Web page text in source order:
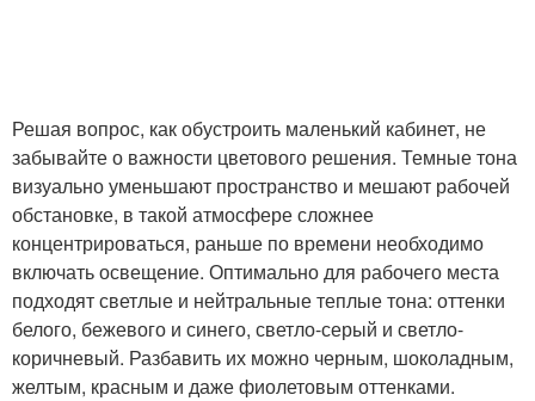
Решая вопрос, как обустроить маленький кабинет, не
забывайте о важности цветового решения. Темные тона
визуально уменьшают пространство и мешают рабочей
обстановке, в такой атмосфере сложнее
концентрироваться, раньше по времени необходимо
включать освещение. Оптимально для рабочего места
подходят светлые и нейтральные теплые тона: оттенки
белого, бежевого и синего, светло-серый и светло-
коричневый. Разбавить их можно черным, шоколадным,
желтым, красным и даже фиолетовым оттенками.